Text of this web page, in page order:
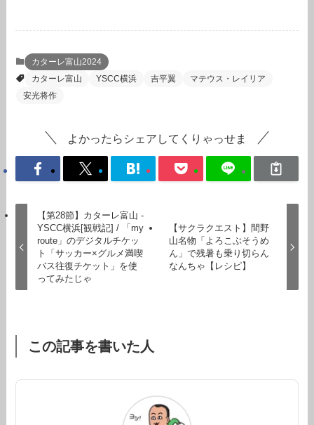
カターレ富山2024
カターレ富山
YSCC横浜 吉平翼
マテウス・レイリア
安光将作
よかったらシェアしてくりゃっせま
【第28節】カターレ富山 -
YSCC横浜[観戦記] / 「my
route」のデジタルチケッ
ト「サッカー×グルメ満喫
バス往復チケット」を使
ってみたじゃ
【サクラクエスト】間野
山名物「よろこぶそうめ
ん」で残暑も乗り切らん
なんちゃ【レシピ】
この記事を書いた人